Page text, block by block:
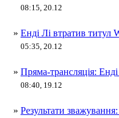
08:15, 20.12
» Енді Лі втратив
05:35, 20.12
» Пряма-трансляція:
08:40, 19.12
» Результати